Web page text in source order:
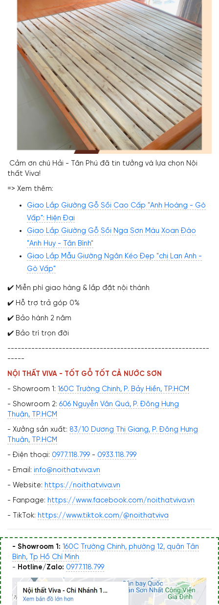
Cảm ơn chú Hải - Tân Phú đã tin tưởng và lựa chọn Nội
thất Viva!
=> Xem thêm:
Giao Lắp Giường Gỗ Sồi Cao Cấp "Anh Hoàng - Gò
Vấp": Hiện Đại
Giao Lắp Giường Gỗ Sồi Nga Sơn Màu Xoan Đào
"Anh Huy - Tân Bình"
Giao Lắp Mẫu Giường Ngăn Kéo Đẹp "chị Lan Anh -
Gò Vấp"
✔️ Miễn phí giao hàng & lắp đặt nội thành
✔️ Hỗ trợ trả góp 0%
✔️ Bảo hành 2 năm
✔️ Bảo trì trọn đời
-----------------------------------------------------------
-----
NỘI THẤT VIVA - TỐT GỖ TỐT CẢ NƯỚC SƠN
- Showroom 1: 160C Trường Chinh, P. Bảy Hiền, TP.HCM
- Showroom 2: 606 Nguyễn Văn Quá, P. Đông Hưng
Thuận, TP.HCM
- Xưởng sản xuất: 83/10 Dương Thị Giang, P. Đông Hưng
Thuận, TP.HCM
- Điện thoại: 0977.118.799 - 0933.118.799
- Email: info@noithatviva.vn
- Website: https://noithatviva.vn
- Fanpage: https://www.facebook.com/noithatviva.vn
- TikTok: https://www.tiktok.com/@noithatviva
- Showroom 1: 160C Trường Chinh, phường 12, quận Tân
Bình, Tp Hồ Chí Minh
- Hotline/Zalo: 0977.118.799